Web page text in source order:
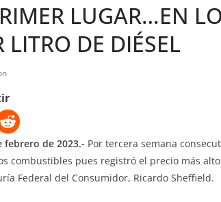
LUGAR…EN
LITRO DE DIÉSEL
febrero de 2023.- Por tercera semana
combustibles pues registró el precio más
Federal del Consumidor, Ricardo Sheffield.